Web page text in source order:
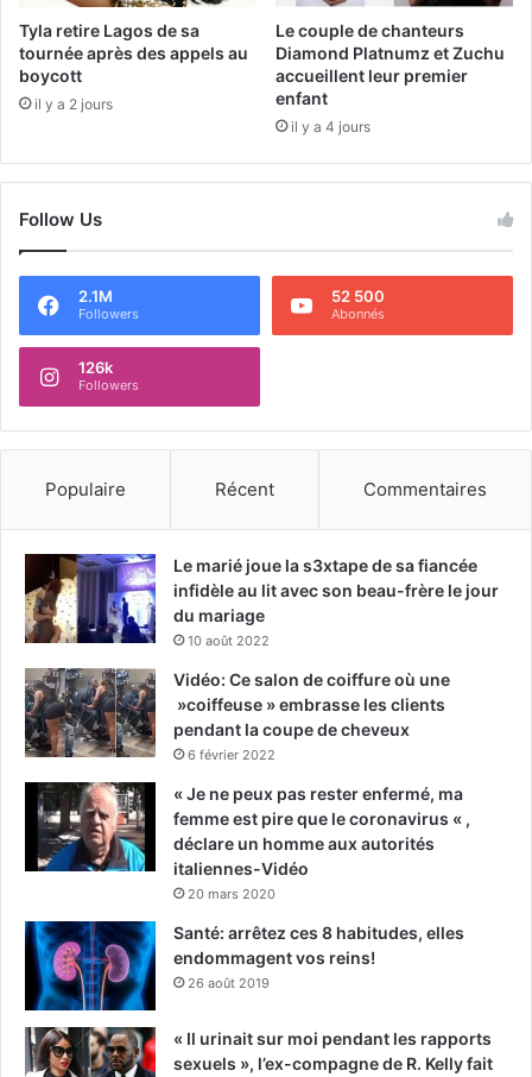
Tyla retire Lagos de sa
tournée après des appels au
boycott
il y a 2 jours
Le couple de chanteurs
Diamond Platnumz et Zuchu
accueillent leur premier
enfant
il y a 4 jours
Follow Us
2.1M
Followers
52 500
Abonnés
126k
Followers
Populaire Récent Commentaires
Le marié joue la s3xtape de sa fiancée
infidèle au lit avec son beau-frère le jour
du mariage
10 août 2022
Vidéo: Ce salon de coiffure où une
»coiffeuse » embrasse les clients
pendant la coupe de cheveux
6 février 2022
« Je ne peux pas rester enfermé, ma
femme est pire que le coronavirus « ,
déclare un homme aux autorités
italiennes-Vidéo
20 mars 2020
Santé: arrêtez ces 8 habitudes, elles
endommagent vos reins!
26 août 2019
« Il urinait sur moi pendant les rapports
sexuels », l’ex-compagne de R. Kelly fait